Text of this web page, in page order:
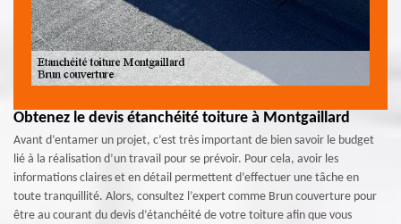
Obtenez le devis étanchéité toiture à Montgaillard
Avant d’entamer un projet, c’est très important de bien savoir le budget
lié à la réalisation d’un travail pour se prévoir. Pour cela, avoir les
informations claires et en détail permettent d’effectuer une tâche en
toute tranquillité. Alors, consultez l’expert comme Brun couverture pour
être au courant du devis d’étanchéité de votre toiture afin que vous